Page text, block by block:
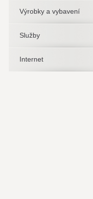
Výrobky a vybavení
Služby
Internet